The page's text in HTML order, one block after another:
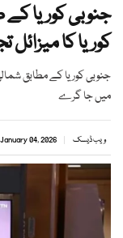
جنوبی کوریا
کوریا کا میزائل
جنوبی کوریا کے مطابق
میں جا گرے
ویب ڈیسک January 04, 2026